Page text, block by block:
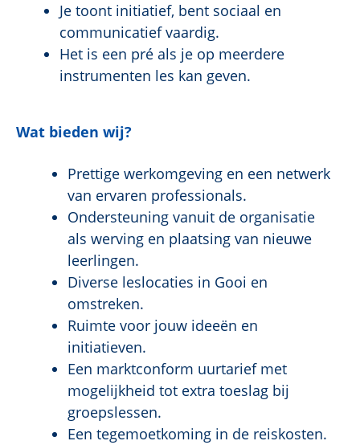
Je toont initiatief, bent sociaal en
communicatief vaardig.
Het is een pré als je op meerdere
instrumenten les kan geven.
Wat bieden wij?
Prettige werkomgeving en een netwerk
van ervaren professionals.
Ondersteuning vanuit de organisatie
als werving en plaatsing van nieuwe
leerlingen.
Diverse leslocaties in Gooi en
omstreken.
Ruimte voor jouw ideeën en
initiatieven.
Een marktconform uurtarief met
mogelijkheid tot extra toeslag bij
groepslessen.
Een tegemoetkoming in de reiskosten.